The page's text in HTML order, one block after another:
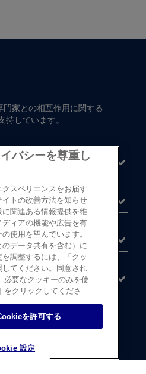
家との​相互作用に​関する​
持しています。
バシーを尊重し
スペリエンスをお届す
トの改善方法を知らせ
関連ある情報提供を維
ィアの機能や広告を有
使用を望んでいます。
データ共有を含む）に
調整するには、「クッ
てください。同意され
必要なクッキーのみを使
をクリックしてくださ
設定
を許可する